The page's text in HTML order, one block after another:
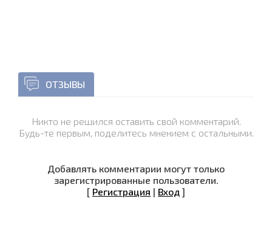
ОТЗЫВЫ
Никто не решился оставить свой комментарий.
Будь-те первым, поделитесь мнением с остальными.
Добавлять комментарии могут только
зарегистрированные пользователи.
[ Регистрация | Вход ]